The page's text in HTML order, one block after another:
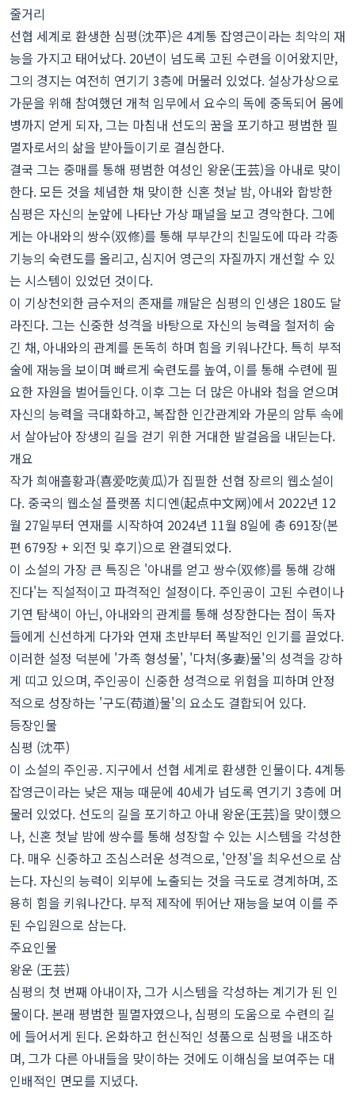
줄거리
선협 세계로 환생한 심평(沈平)은 4계통 잡영근이라는 최악의 재
능을 가지고 태어났다. 20년이 넘도록 고된 수련을 이어왔지만,
그의 경지는 여전히 연기기 3층에 머물러 있었다. 설상가상으로
가문을 위해 참여했던 개척 임무에서 요수의 독에 중독되어 몸에
병까지 얻게 되자, 그는 마침내 선도의 꿈을 포기하고 평범한 필
멸자로서의 삶을 받아들이기로 결심한다.
결국 그는 중매를 통해 평범한 여성인 왕운(王芸)을 아내로 맞이
한다. 모든 것을 체념한 채 맞이한 신혼 첫날 밤, 아내와 합방한
심평은 자신의 눈앞에 나타난 가상 패널을 보고 경악한다. 그에
게는 아내와의 쌍수(双修)를 통해 부부간의 친밀도에 따라 각종
기능의 숙련도를 올리고, 심지어 영근의 자질까지 개선할 수 있
는 시스템이 있었던 것이다.
이 기상천외한 금수저의 존재를 깨달은 심평의 인생은 180도 달
라진다. 그는 신중한 성격을 바탕으로 자신의 능력을 철저히 숨
긴 채, 아내와의 관계를 돈독히 하며 힘을 키워나간다. 특히 부적
술에 재능을 보이며 빠르게 숙련도를 높여, 이를 통해 수련에 필
요한 자원을 벌어들인다. 이후 그는 더 많은 아내와 첩을 얻으며
자신의 능력을 극대화하고, 복잡한 인간관계와 가문의 암투 속에
서 살아남아 장생의 길을 걷기 위한 거대한 발걸음을 내딛는다.
개요
작가 희애흘황과(喜爱吃黄瓜)가 집필한 선협 장르의 웹소설이
다. 중국의 웹소설 플랫폼 치디엔(起点中文网)에서 2022년 12
월 27일부터 연재를 시작하여 2024년 11월 8일에 총 691장(본
편 679장 + 외전 및 후기)으로 완결되었다.
이 소설의 가장 큰 특징은 '아내를 얻고 쌍수(双修)를 통해 강해
진다'는 직설적이고 파격적인 설정이다. 주인공이 고된 수련이나
기연 탐색이 아닌, 아내와의 관계를 통해 성장한다는 점이 독자
들에게 신선하게 다가와 연재 초반부터 폭발적인 인기를 끌었다.
이러한 설정 덕분에 '가족 형성물', '다처(多妻)물'의 성격을 강하
게 띠고 있으며, 주인공이 신중한 성격으로 위험을 피하며 안정
적으로 성장하는 '구도(苟道)물'의 요소도 결합되어 있다.
등장인물
심평 (沈平)
이 소설의 주인공. 지구에서 선협 세계로 환생한 인물이다. 4계통
잡영근이라는 낮은 재능 때문에 40세가 넘도록 연기기 3층에 머
물러 있었다. 선도의 길을 포기하고 아내 왕운(王芸)을 맞이했으
나, 신혼 첫날 밤에 쌍수를 통해 성장할 수 있는 시스템을 각성한
다. 매우 신중하고 조심스러운 성격으로, '안정'을 최우선으로 삼
는다. 자신의 능력이 외부에 노출되는 것을 극도로 경계하며, 조
용히 힘을 키워나간다. 부적 제작에 뛰어난 재능을 보여 이를 주
된 수입원으로 삼는다.
주요인물
왕운 (王芸)
심평의 첫 번째 아내이자, 그가 시스템을 각성하는 계기가 된 인
물이다. 본래 평범한 필멸자였으나, 심평의 도움으로 수련의 길
에 들어서게 된다. 온화하고 헌신적인 성품으로 심평을 내조하
며, 그가 다른 아내들을 맞이하는 것에도 이해심을 보여주는 대
인배적인 면모를 지녔다.